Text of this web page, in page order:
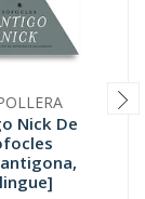
Nick De